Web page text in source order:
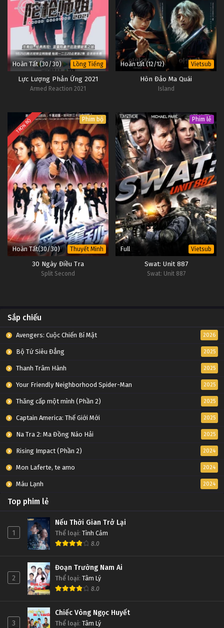
Hoàn Tất (30/30) Lồng Tiếng
Lực Lượng Phản Ứng 2021
Armed Reaction 2021
Hoàn tất (12/12) Vietsub
Hòn Đảo Ma Quái
Island
TRỌN BỘ Phim bộ
Hoàn Tất(30/30) Thuyết Minh
30 Ngày Điều Tra
Split Second
Phim lẻ
Full Vietsub
Swat: Unit 887
Swat: Unit 887
Sắp chiếu
Avengers: Cuộc Chiến Bí Mật 2026
Bộ Tứ Siêu Đẳng 2025
Thanh Trâm Hành 2025
Your Friendly Neighborhood Spider-Man 2025
Thăng cấp một mình (Phần 2) 2025
Captain America: Thế Giới Mới 2025
Na Tra 2: Ma Đồng Náo Hải 2025
Rising Impact (Phần 2) 2024
Mon Laferte, te amo 2024
Máu Lạnh 2024
Top phim lẻ
1
Nếu Thời Gian Trở Lại
Thể loại: Tình Cảm
8.0
2
Đoạn Trường Nam Ai
Thể loại: Tâm Lý
8.0
3
Chiếc Vòng Ngọc Huyết
Thể loại: Tâm Lý